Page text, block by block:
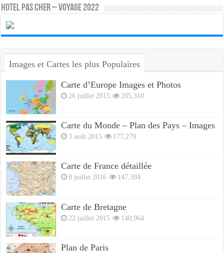
HOTEL PAS CHER – VOYAGE 2022
Images et Cartes les plus Populaires
Carte d’Europe Images et Photos
26 juillet 2015 205,310
Carte du Monde – Plan des Pays – Images
3 août 2015 177,279
Carte de France détaillée
8 juillet 2016 147,394
Carte de Bretagne
22 juillet 2015 140,964
Plan de Paris